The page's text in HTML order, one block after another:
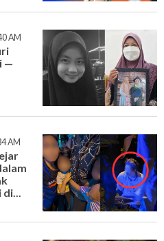
AM
—
AM